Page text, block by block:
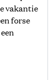
vakantie
forse